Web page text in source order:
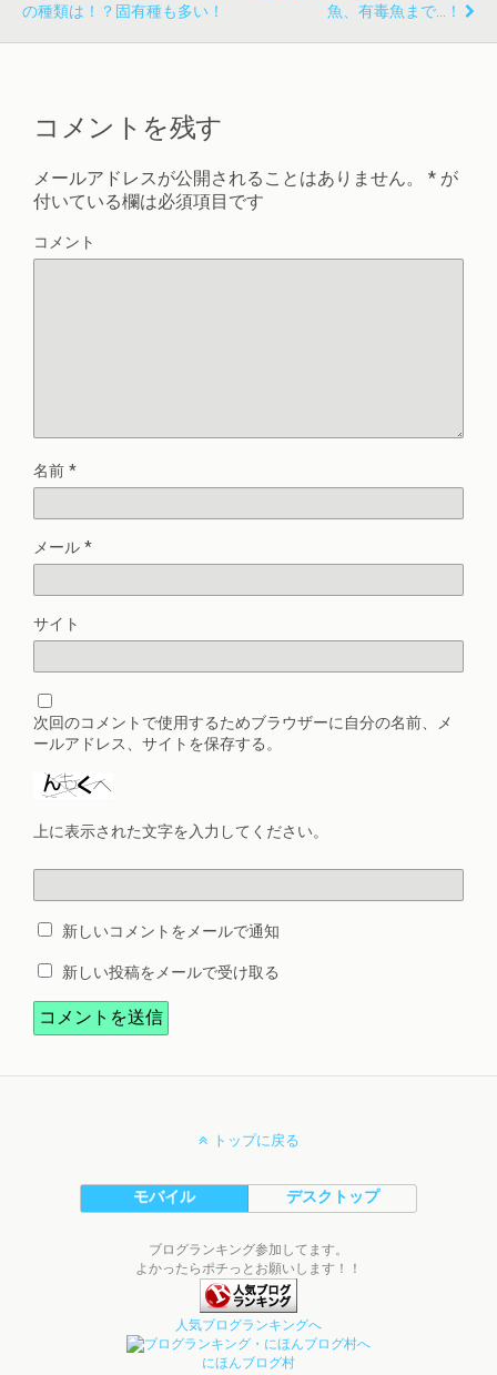
の種類は！？固有種も多い！
魚、有毒魚まで…！
コメントを残す
メールアドレスが公開されることはありません。 * が
付いている欄は必須項目です
コメント
名前 *
メール *
サイト
次回のコメントで使用するためブラウザーに自分の名前、メ
ールアドレス、サイトを保存する。
上に表示された文字を入力してください。
新しいコメントをメールで通知
新しい投稿をメールで受け取る
トップに戻る
モバイル デスクトップ
ブログランキング参加してます。
よかったらポチっとお願いします！！
人気ブログランキングへ
にほんブログ村